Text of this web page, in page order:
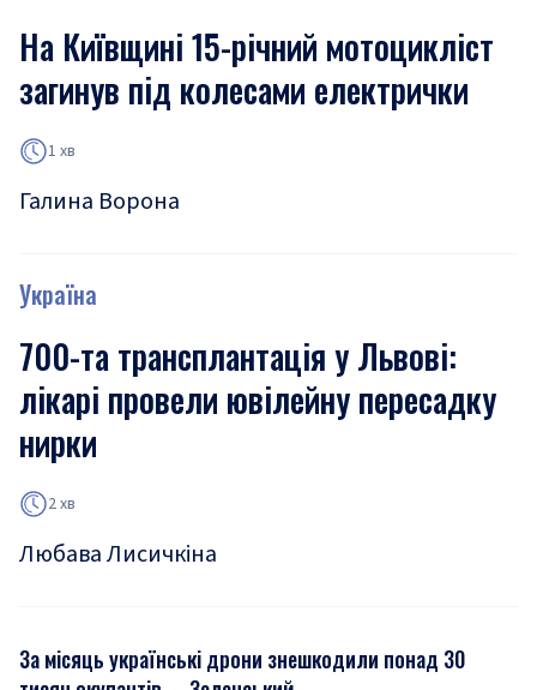
На Київщині 15-річний мотоцикліст
загинув під колесами електрички
1 хв
Галина Ворона
Україна
700-та трансплантація у Львові:
лікарі провели ювілейну пересадку
нирки
2 хв
Любава Лисичкіна
За місяць українські дрони знешкодили понад 30